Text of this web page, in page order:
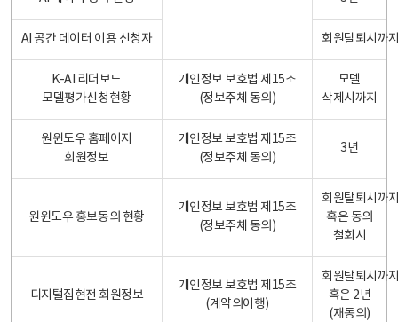
AI 공간 데이터 이용 신청자 회원탈퇴시까
K-AI 리더보드
모델평가신청현황
개인정보 보호법 제15조
(정보주체 동의)
모델
삭제시까지
원윈도우 홈페이지
회원정보
개인정보 보호법 제15조
(정보주체 동의)
3년
원윈도우 홍보동의 현황
개인정보 보호법 제15조
(정보주체 동의)
회원탈퇴시까
혹은 동의
철회시
디지털집현전 회원정보
개인정보 보호법 제15조
(계약의이행)
회원탈퇴시까
혹은 2년
(재동의)